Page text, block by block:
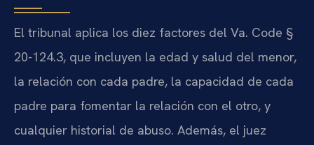
El tribunal aplica los diez factores del Va. Code §
20-124.3, que incluyen la edad y salud del menor,
la relación con cada padre, la capacidad de cada
padre para fomentar la relación con el otro, y
cualquier historial de abuso. Además, el juez